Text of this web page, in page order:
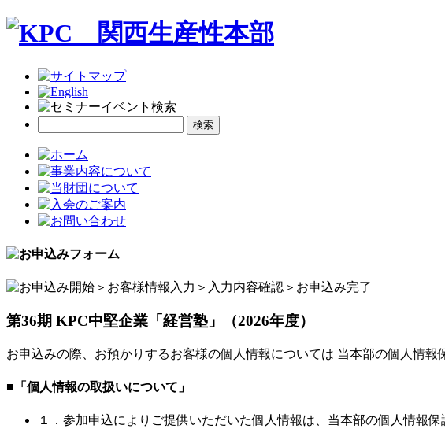
第36期 KPC中堅企業「経営塾」（2026年度）
お申込みの際、お預かりするお客様の個人情報については 当本部の個人情報
■「個人情報の取扱いについて」
１． 参加申込によりご提供いただいた個人情報は、当本部の個人情報